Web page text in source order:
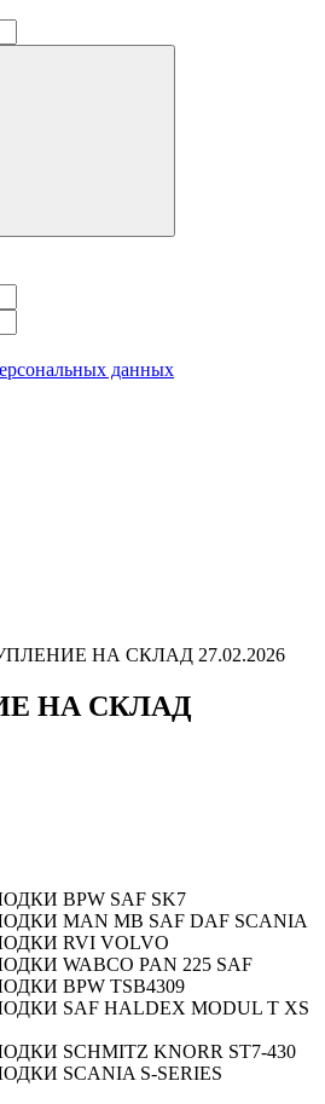
данных
НА СКЛАД 27.02.2026
НА СКЛАД
BPW SAF SK7
MAN MB SAF DAF SCANIA
RVI VOLVO
WABCO PAN 225 SAF
BPW TSB4309
SAF HALDEX MODUL T XS
SCHMITZ KNORR ST7-430
SCANIA S-SERIES